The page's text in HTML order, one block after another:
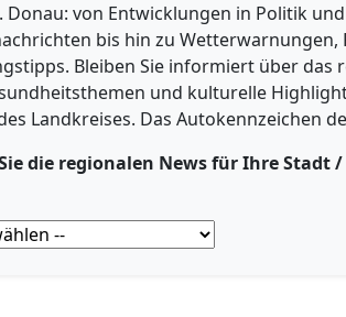
Donau: von Entwicklungen in Politik
bis hin zu Wetterwarnungen,
Bleiben Sie informiert über das
und kulturelle
Landkreises. Das Autokennzeichen
die regionalen News für Ihre Stadt